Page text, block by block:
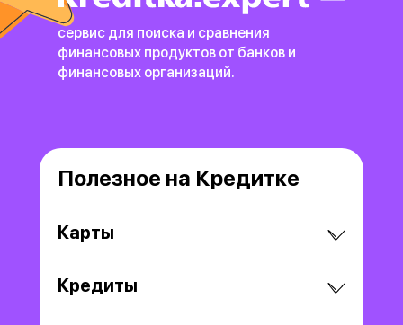
сервис для поиска и сравнения
финансовых продуктов от банков и
финансовых организаций.
Полезное на Кредитке
Карты
Кредиты